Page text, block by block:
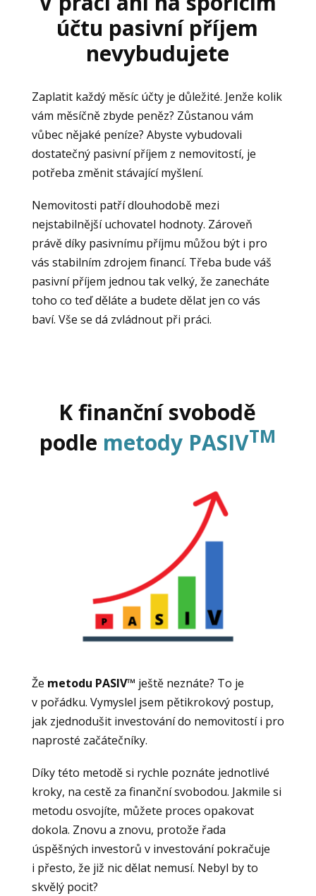
účtu pasivní příjem
nevybudujete
Zaplatit každý měsíc účty je důležité. Jenže kolik
vám měsíčně zbyde peněz? Zůstanou vám
vůbec nějaké peníze? Abyste vybudovali
dostatečný pasivní příjem z nemovitostí, je
potřeba změnit stávající myšlení.
Nemovitosti patří dlouhodobě mezi
nejstabilnější uchovatel hodnoty. Zároveň
právě díky pasivnímu příjmu můžou být i pro
vás stabilním zdrojem financí. Třeba bude váš
pasivní příjem jednou tak velký, že zanecháte
toho co teď děláte a budete dělat jen co vás
baví. Vše se dá zvládnout při práci.
K finanční svobodě
podle metody PASIVTM
Že metodu PASIV™ ještě neznáte? To je
v pořádku. Vymyslel jsem pětikrokový postup,
jak zjednodušit investování do nemovitostí i pro
naprosté začátečníky.
Díky této metodě si rychle poznáte jednotlivé
kroky, na cestě za finanční svobodou. Jakmile si
metodu osvojíte, můžete proces opakovat
dokola. Znovu a znovu, protože řada
úspěšných investorů v investování pokračuje
i přesto, že již nic dělat nemusí. Nebyl by to
skvělý pocit?